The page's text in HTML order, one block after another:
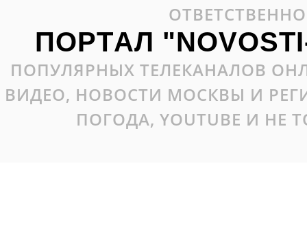
ПОРТАЛ
ПОПУЛЯРНЫХ ТЕЛЕКАНАЛОВ
ВИДЕО, НОВОСТИ МОСКВЫ И
ПОГОДА, YOUTUBE И